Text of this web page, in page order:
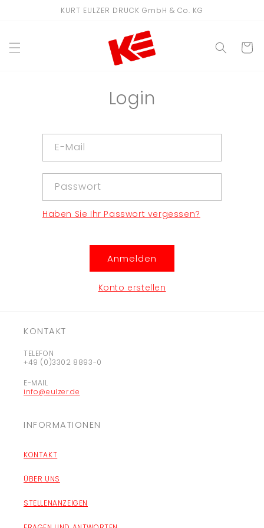
KURT EULZER DRUCK GmbH & Co. KG
Login
E-Mail
Passwort
Haben Sie Ihr Passwort vergessen?
Anmelden
Konto erstellen
KONTAKT
TELEFON
+49 (0)3302 8893-0
E-MAIL
info@eulzer.de
INFORMATIONEN
KONTAKT
ÜBER UNS
STELLENANZEIGEN